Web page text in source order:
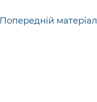
Попередній матеріал